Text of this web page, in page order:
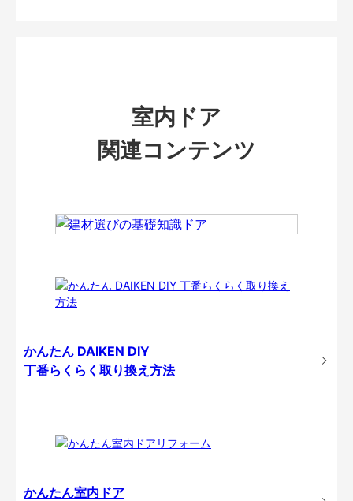
室内ドア
関連コンテンツ
かんたん DAIKEN DIY
丁番らくらく取り換え方法
かんたん室内ドア